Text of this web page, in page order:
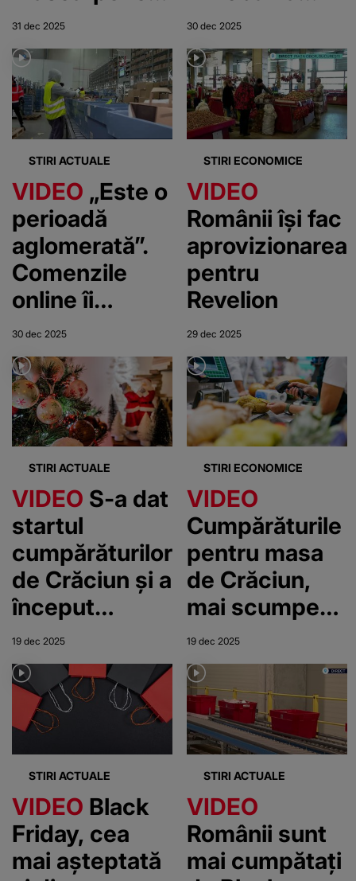
prag de
Revelion
31 dec 2025
cumpărăturilor
30 dec 2025
STIRI ACTUALE
VIDEO „Este o
perioadă
aglomerată”.
Comenzile
online îi
sufocă pe
livratori
30 dec 2025
STIRI ECONOMICE
VIDEO
Românii își fac
aprovizionarea
pentru
Revelion
29 dec 2025
STIRI ACTUALE
VIDEO S-a dat
startul
cumpărăturilor
de Crăciun și a
început
aglomerația.
Românii au
năvălit în
magazine
19 dec 2025
STIRI ECONOMICE
VIDEO
Cumpărăturile
pentru masa
de Crăciun,
mai scumpe
decât anul
trecut
19 dec 2025
STIRI ACTUALE
VIDEO Black
Friday, cea
mai așteptată
STIRI ACTUALE
VIDEO
Românii sunt
mai cumpătați